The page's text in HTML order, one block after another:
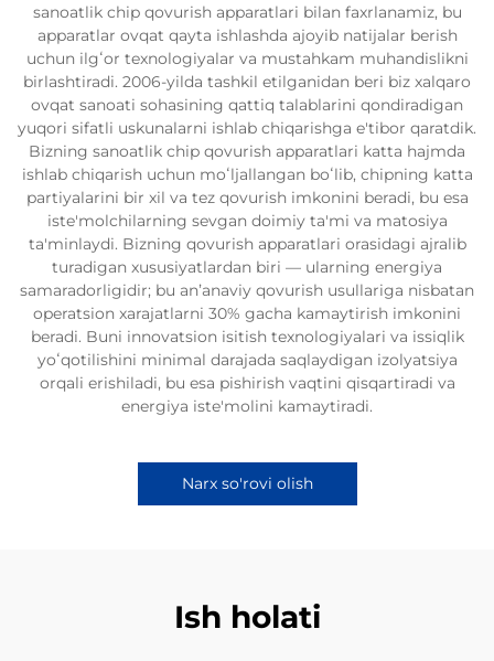
sanoatlik chip qovurish apparatlari bilan faxrlanamiz, bu
apparatlar ovqat qayta ishlashda ajoyib natijalar berish
uchun ilgʻor texnologiyalar va mustahkam muhandislikni
birlashtiradi. 2006-yilda tashkil etilganidan beri biz xalqaro
ovqat sanoati sohasining qattiq talablarini qondiradigan
yuqori sifatli uskunalarni ishlab chiqarishga e'tibor qaratdik.
Bizning sanoatlik chip qovurish apparatlari katta hajmda
ishlab chiqarish uchun moʻljallangan boʻlib, chipning katta
partiyalarini bir xil va tez qovurish imkonini beradi, bu esa
iste'molchilarning sevgan doimiy ta'mi va matosiya
ta'minlaydi. Bizning qovurish apparatlari orasidagi ajralib
turadigan xususiyatlardan biri — ularning energiya
samaradorligidir; bu anʼanaviy qovurish usullariga nisbatan
operatsion xarajatlarni 30% gacha kamaytirish imkonini
beradi. Buni innovatsion isitish texnologiyalari va issiqlik
yoʻqotilishini minimal darajada saqlaydigan izolyatsiya
orqali erishiladi, bu esa pishirish vaqtini qisqartiradi va
energiya iste'molini kamaytiradi.
Narx so'rovi olish
Ish holati